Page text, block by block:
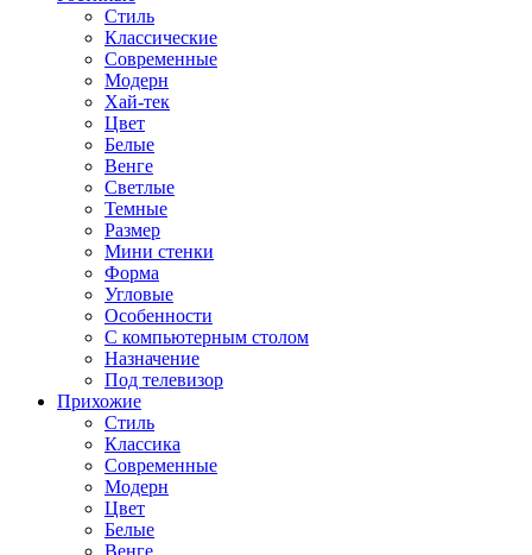
Стиль
Классические
Современные
Модерн
Хай-тек
Цвет
Белые
Венге
Светлые
Темные
Размер
Мини стенки
Форма
Угловые
Особенности
С компьютерным столом
Назначение
Под телевизор
Прихожие
Стиль
Классика
Современные
Модерн
Цвет
Белые
Венге